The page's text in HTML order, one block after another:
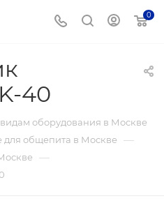
0
40
оборудования в Москве
для общепита в Москве —
—